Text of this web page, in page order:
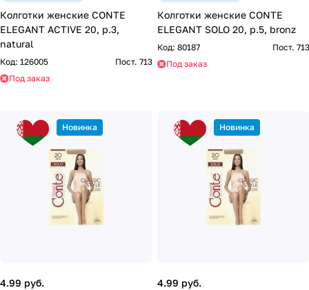
Колготки женские CONTE
ELEGANT ACTIVE 20, р.3,
natural
Код: 126005
Пост. 713
Под заказ
Колготки женские CONTE
ELEGANT SOLO 20, р.5, bronz
Код: 80187
Пост. 713
Под заказ
Новинка
4.99 руб.
Новинка
4.99 руб.